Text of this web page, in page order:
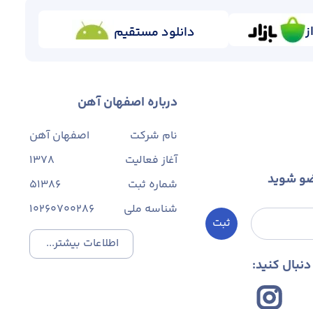
دانلود مستقیم
شوید
ثبت
کنید:
درباره اصفهان آهن
نام شرکت
اصفهان آهن
آغاز فعالیت
1378
شماره ثبت
۵۱۳۸۶
شناسه ملی
10260700286
اطلاعات بیشتر...